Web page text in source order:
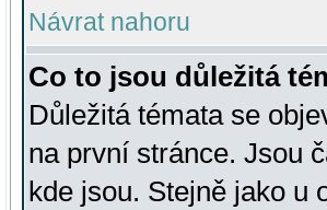
Návrat nahoru
Co to jsou důležitá
Důležitá témata se
na první stránce. Jsou
kde jsou. Stejně jako u